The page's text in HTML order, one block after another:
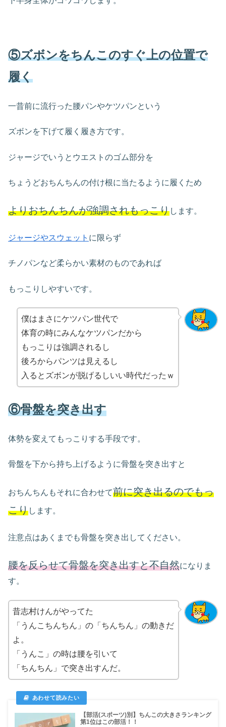
⑤ズボンをちんこのすぐ上の位置で
履く
一昔前に流行った腰パンやケツパンという
ズボンを下げて履く履き方です。
ジャージでいうとウエストのゴム部分を
ちょうどおちんちんの付け根に当たるように履くため
よりおちんちんが強調されもっこりします。
ジャージやスウェット に限らず
チノパンなど柔らかい素材のものであれば
もっこりしやすいです。
僕はまさにケツパン世代で
体育の時にみんなケツパンだから
もっこりは強調されるし
後ろからパンツは見えるし
入るとズボンが脱げるしいい時代だったｗ
⑥骨盤を突き出す
体勢を変えてもっこりする手段です。
骨盤を下から持ち上げるように骨盤を突き出すと
おちんちんもそれに合わせて前に突き出るのでもっ
こりします。
注意点はあくまでも骨盤を突き出してください。
腰を反らせて骨盤を突き出すと不自然になりま
す。
昔志村けんがやってた
「うんこちんちん」の「ちんちん」の動きだ
よ。
「うんこ」の時は腰を引いて
「ちんちん」で突き出すんだ。
【部活(スポーツ)別】ちんこの大きさランキング
第1位はこの部活！！